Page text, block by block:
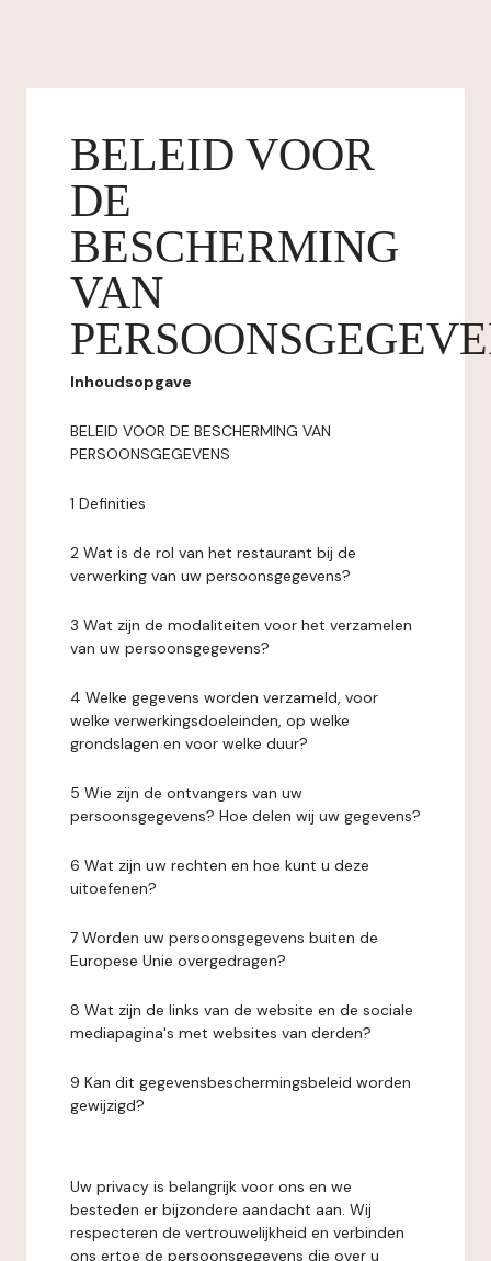
BELEID VOOR
DE
BESCHERMING
VAN
Inhoudsopgave
BELEID VOOR DE BESCHERMING VAN
PERSOONSGEGEVENS
1 Definities
2 Wat is de rol van het restaurant bij de
verwerking van uw persoonsgegevens?
3 Wat zijn de modaliteiten voor het verzamelen
van uw persoonsgegevens?
4 Welke gegevens worden verzameld, voor
welke verwerkingsdoeleinden, op welke
grondslagen en voor welke duur?
5 Wie zijn de ontvangers van uw
persoonsgegevens? Hoe delen wij uw gegevens?
6 Wat zijn uw rechten en hoe kunt u deze
uitoefenen?
7 Worden uw persoonsgegevens buiten de
Europese Unie overgedragen?
8 Wat zijn de links van de website en de sociale
mediapagina's met websites van derden?
9 Kan dit gegevensbeschermingsbeleid worden
gewijzigd?
Uw privacy is belangrijk voor ons en we
besteden er bijzondere aandacht aan. Wij
respecteren de vertrouwelijkheid en verbinden
ons ertoe de persoonsgegevens die over u